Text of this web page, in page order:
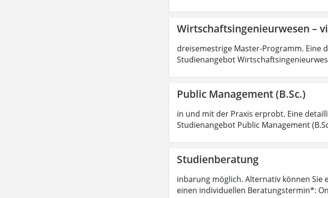
Wirtschaftsingenieurwesen –
dreisemestrige Master-Programm. Eine
Studienangebot
Public Management (B.Sc.)
in und mit der Praxis erprobt. Eine
Studienangebot Public Management
Studienberatung
inbarung möglich. Alternativ können
einen individuellen Beratungstermin*: